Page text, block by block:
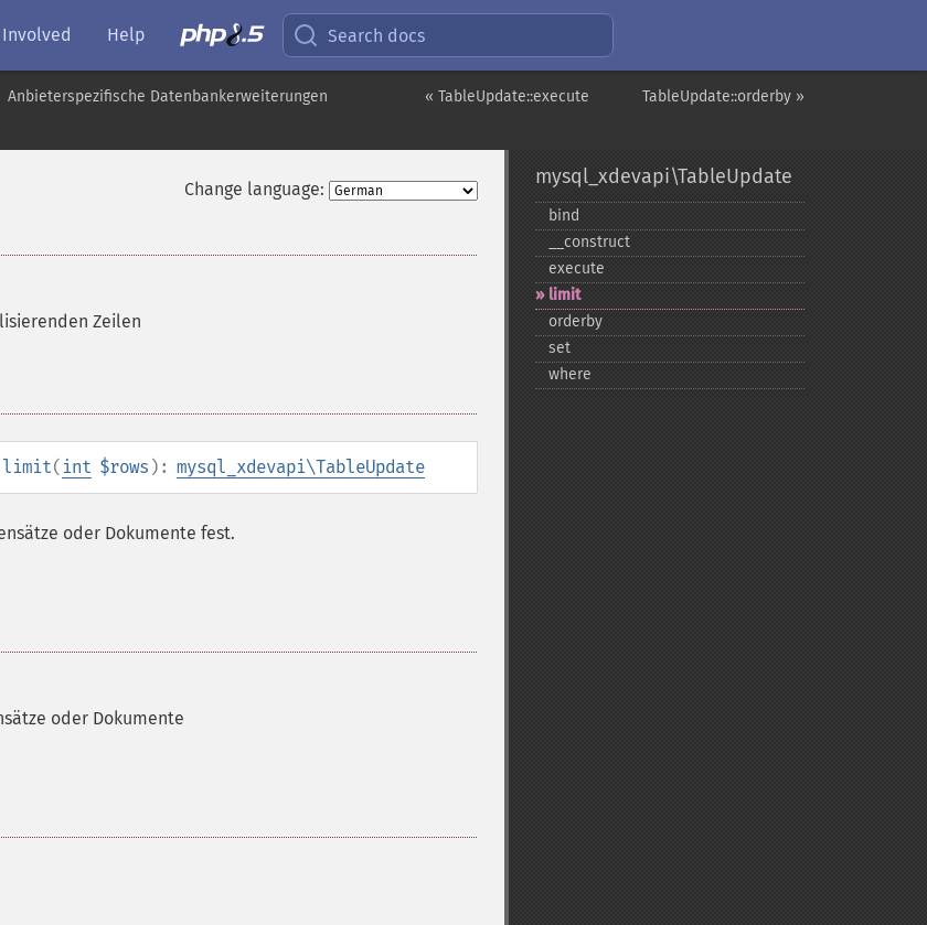
Involved Help Search docs
TableUpdate::orderby »
« TableUpdate::execute
Anbieterspezifische Datenbankerweiterungen
Change language:
Zeilen
( int $rows ): mysql_xdevapi\TableUpdate
oder Dokumente fest.
oder Dokumente
mysql_xdevapi\TableUpdate
bind
_​_​construct
execute
limit
orderby
set
where